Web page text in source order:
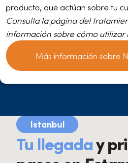
producto, que actúan sobre tu
Consulta la página del
información sobre cómo utilizar
Más información sobre
Istanbul
Tu llegaday